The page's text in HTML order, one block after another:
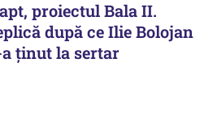
proiectul Bala II.
după ce Ilie Bolojan
a ținut la sertar